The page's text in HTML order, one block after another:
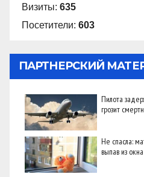
Визиты: 635
Посетители: 603
ПАРТНЕРСКИЙ
Пилота
грозит
Не спасла:
выпав из окна